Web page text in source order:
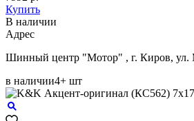
Купить
В наличии
Aдрес
Шинный центр "Мотор" , г. Киров, ул.
в наличии4+ шт